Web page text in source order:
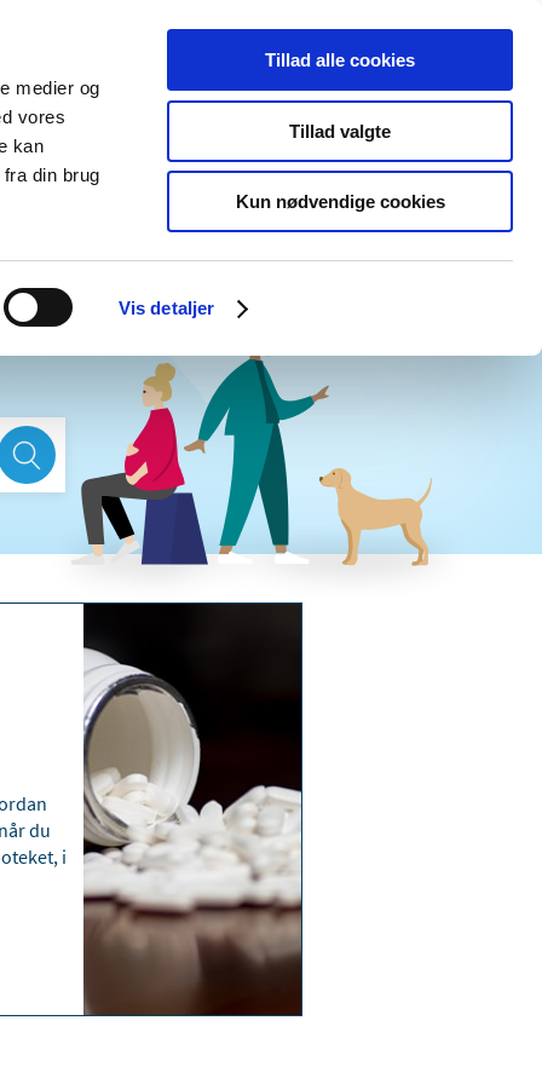
medier og
vores
kan
din brug
Vis detaljer
Tillad alle cookies
Tillad valgte
Kun nødvendige cookies
Særlige
produktområder
du
i